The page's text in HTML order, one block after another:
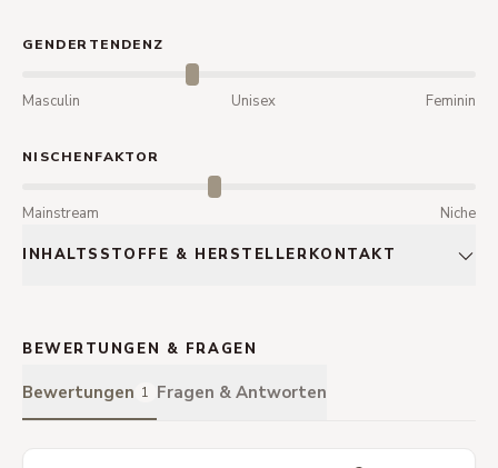
GENDERTENDENZ
Masculin Unisex Feminin
NISCHENFAKTOR
Mainstream Niche
INHALTSSTOFFE & HERSTELLERKONTAKT
BEWERTUNGEN & FRAGEN
Bewertungen 1 Fragen & Antworten